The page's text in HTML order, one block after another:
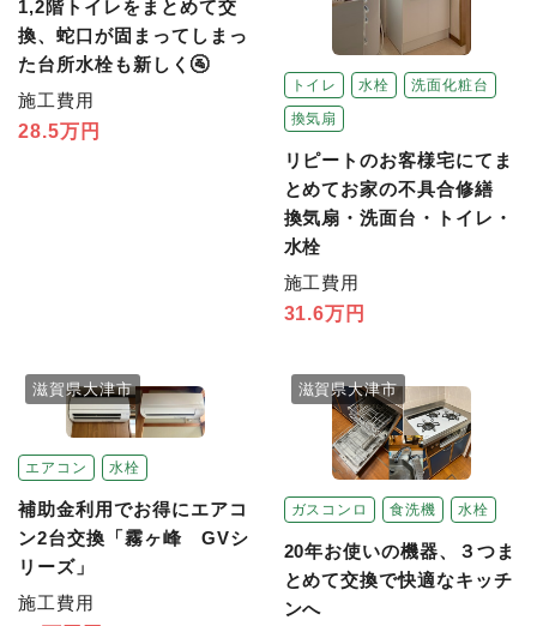
1,2階トイレをまとめて交
換、蛇口が固まってしまっ
た台所水栓も新しく🚰
施工費用
28.5万円
トイレ 水栓
洗面化粧台
換気扇
リピートのお客様宅にてま
とめてお家の不具合修繕
換気扇・洗面台・トイレ・
水栓
施工費用
31.6万円
エアコン 水栓
滋賀県大津市
補助金利用でお得にエアコ
ン2台交換「霧ヶ峰 GVシ
リーズ」
施工費用
ガスコンロ 食洗機 水栓
滋賀県大津市
20年お使いの機器、３つま
とめて交換で快適なキッチ
ンへ